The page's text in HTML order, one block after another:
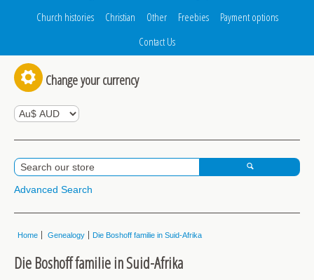
Church histories
Christian Other Freebies
Payment options
Contact Us
Change your currency
Advanced Search
Home Genealogy Die Boshoff familie in Suid-Afrika
Die Boshoff familie in Suid-Afrika